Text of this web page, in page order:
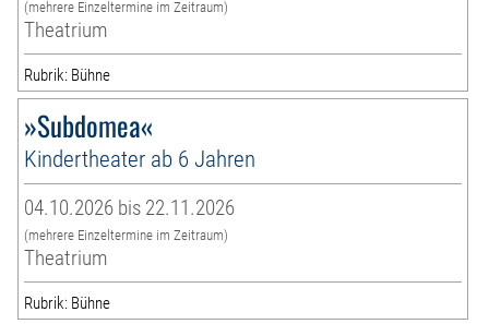
(mehrere Einzeltermine im Zeitraum)
Theatrium
Rubrik: Bühne
»Subdomea«
Kindertheater ab 6 Jahren
04.10.2026 bis 22.11.2026
(mehrere Einzeltermine im Zeitraum)
Theatrium
Rubrik: Bühne